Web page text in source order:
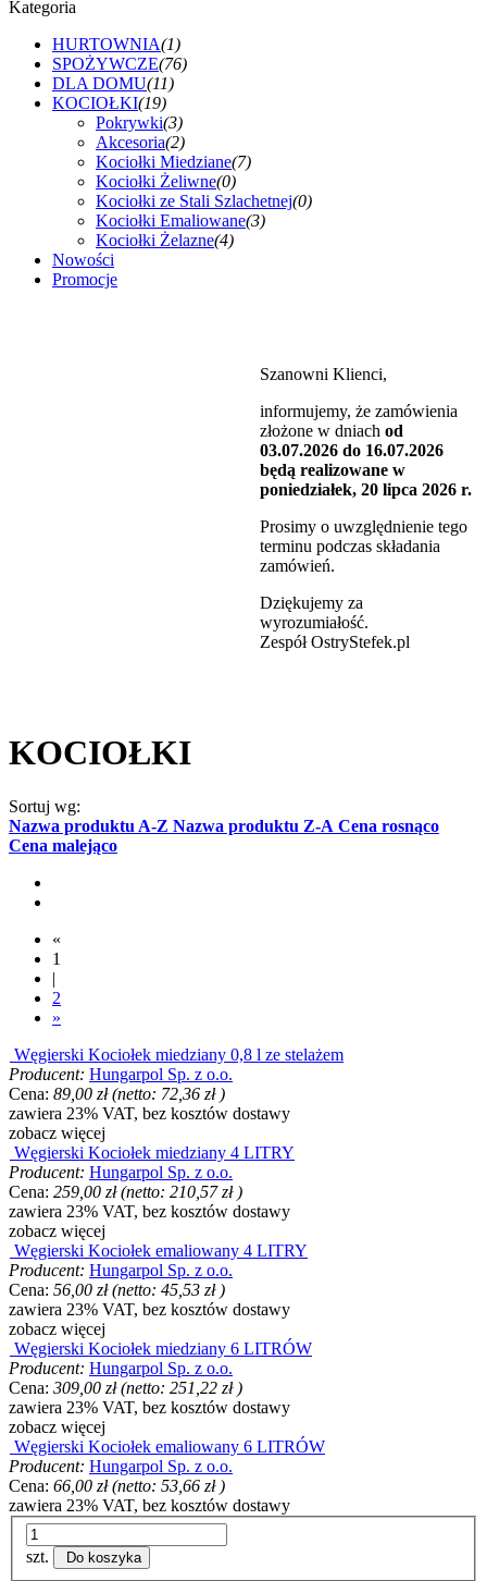
Kategoria
HURTOWNIA(1)
SPOŻYWCZE(76)
DLA DOMU(11)
KOCIOŁKI(19)
Pokrywki(3)
Akcesoria(2)
Kociołki Miedziane(7)
Kociołki Żeliwne(0)
Kociołki ze Stali Szlachetnej(0)
Kociołki Emaliowane(3)
Kociołki Żelazne(4)
Nowości
Promocje
Szanowni Klienci,
informujemy, że zamówienia
złożone w dniach od
03.07.2026 do 16.07.2026
będą realizowane w
poniedziałek, 20 lipca 2026 r.
Prosimy o uwzględnienie tego
terminu podczas składania
zamówień.
Dziękujemy za
wyrozumiałość.
Zespół OstryStefek.pl
KOCIOŁKI
Sortuj wg:
Nazwa produktu A-Z Nazwa produktu Z-A Cena rosnąco
Cena malejąco
«
1
|
2
»
Węgierski Kociołek miedziany 0,8 l ze stelażem
Producent: Hungarpol Sp. z o.o.
Cena: 89,00 zł (netto: 72,36 zł)
zawiera 23% VAT, bez kosztów dostawy
zobacz więcej
Węgierski Kociołek miedziany 4 LITRY
Producent: Hungarpol Sp. z o.o.
Cena: 259,00 zł (netto: 210,57 zł)
zawiera 23% VAT, bez kosztów dostawy
zobacz więcej
Węgierski Kociołek emaliowany 4 LITRY
Producent: Hungarpol Sp. z o.o.
Cena: 56,00 zł (netto: 45,53 zł)
zawiera 23% VAT, bez kosztów dostawy
zobacz więcej
Węgierski Kociołek miedziany 6 LITRÓW
Producent: Hungarpol Sp. z o.o.
Cena: 309,00 zł (netto: 251,22 zł)
zawiera 23% VAT, bez kosztów dostawy
zobacz więcej
Węgierski Kociołek emaliowany 6 LITRÓW
Producent: Hungarpol Sp. z o.o.
Cena: 66,00 zł (netto: 53,66 zł)
zawiera 23% VAT, bez kosztów dostawy
szt. Do koszyka